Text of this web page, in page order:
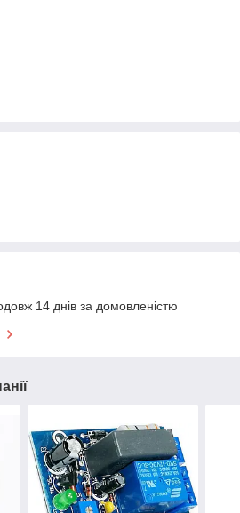
14 днів за домовленістю